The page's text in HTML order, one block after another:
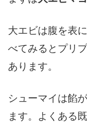
大エビは腹を表
べてみるとプリ
あります。
シューマイは餡
ます。よくある